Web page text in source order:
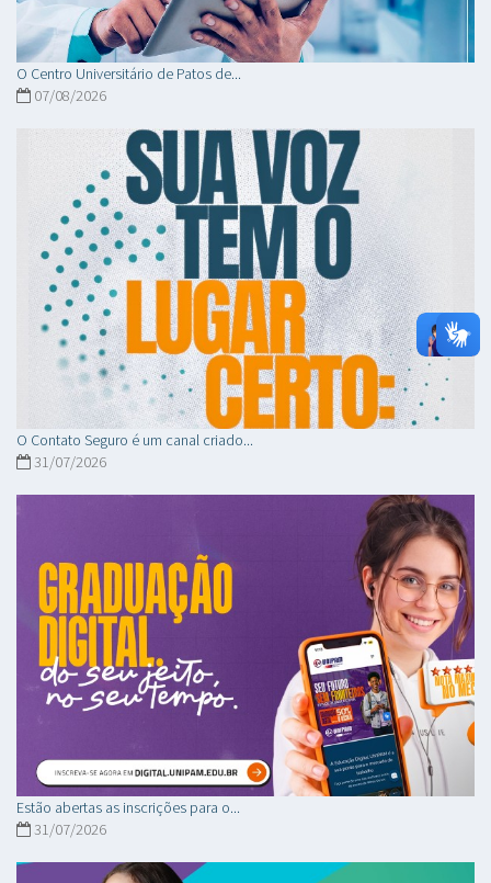
O Centro Universitário de Patos de...
07/08/2026
O Contato Seguro é um canal criado...
31/07/2026
Estão abertas as inscrições para o...
31/07/2026